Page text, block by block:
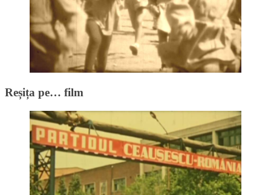
Reșița pe… film